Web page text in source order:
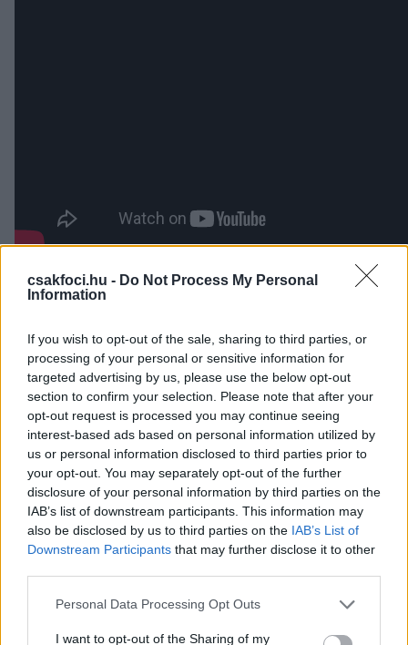
csakfoci.hu - Do Not Process My Personal
Information
If you wish to opt-out of the sale, sharing to third parties, or
processing of your personal or sensitive information for
targeted advertising by us, please use the below opt-out
section to confirm your selection. Please note that after your
opt-out request is processed you may continue seeing
interest-based ads based on personal information utilized by
us or personal information disclosed to third parties prior to
your opt-out. You may separately opt-out of the further
disclosure of your personal information by third parties on the
IAB’s list of downstream participants. This information may
also be disclosed by us to third parties on the IAB’s List of
Downstream Participants that may further disclose it to other
Please note that this website/app uses one or more Google
not limited to your visit or usage behaviour. You may click to
Personal Data Processing Opt Outs
I want to opt-out of the Sharing of my
Olvastad már?
Légiósok: Ed Sheeran is a helyszínről
kezdett a Liverpool - videó